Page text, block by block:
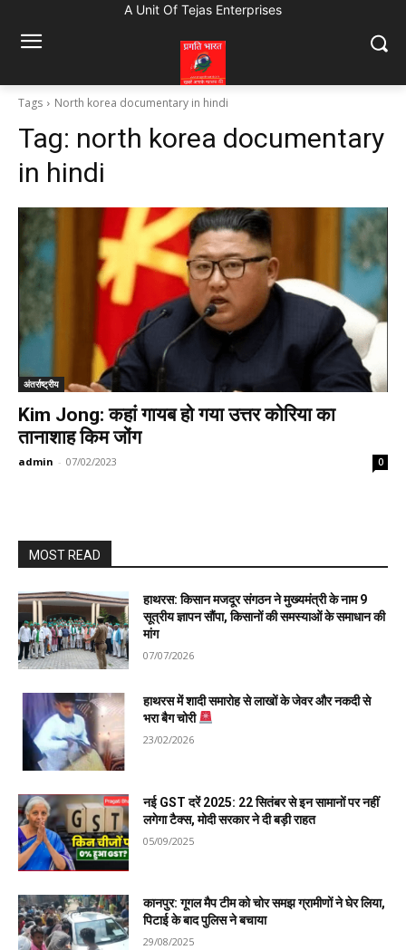
A Unit Of Tejas Enterprises
Tags North korea documentary in hindi
Tag: north korea documentary
in hindi
अंतर्राष्ट्रीय
Kim Jong: कहां गायब हो गया उत्तर कोरिया का
तानाशाह किम जोंग
admin - 07/02/2023 0
MOST READ
हाथरस: किसान मजदूर संगठन ने मुख्यमंत्री के नाम 9
सूत्रीय ज्ञापन सौंपा, किसानों की समस्याओं के समाधान की
मांग
07/07/2026
हाथरस में शादी समारोह से लाखों के जेवर और नकदी से
भरा बैग चोरी
23/02/2026
नई GST दरें 2025: 22 सितंबर से इन सामानों पर नहीं
लगेगा टैक्स, मोदी सरकार ने दी बड़ी राहत
05/09/2025
कानपुर: गूगल मैप टीम को चोर समझ ग्रामीणों ने घेर लिया,
पिटाई के बाद पुलिस ने बचाया
29/08/2025